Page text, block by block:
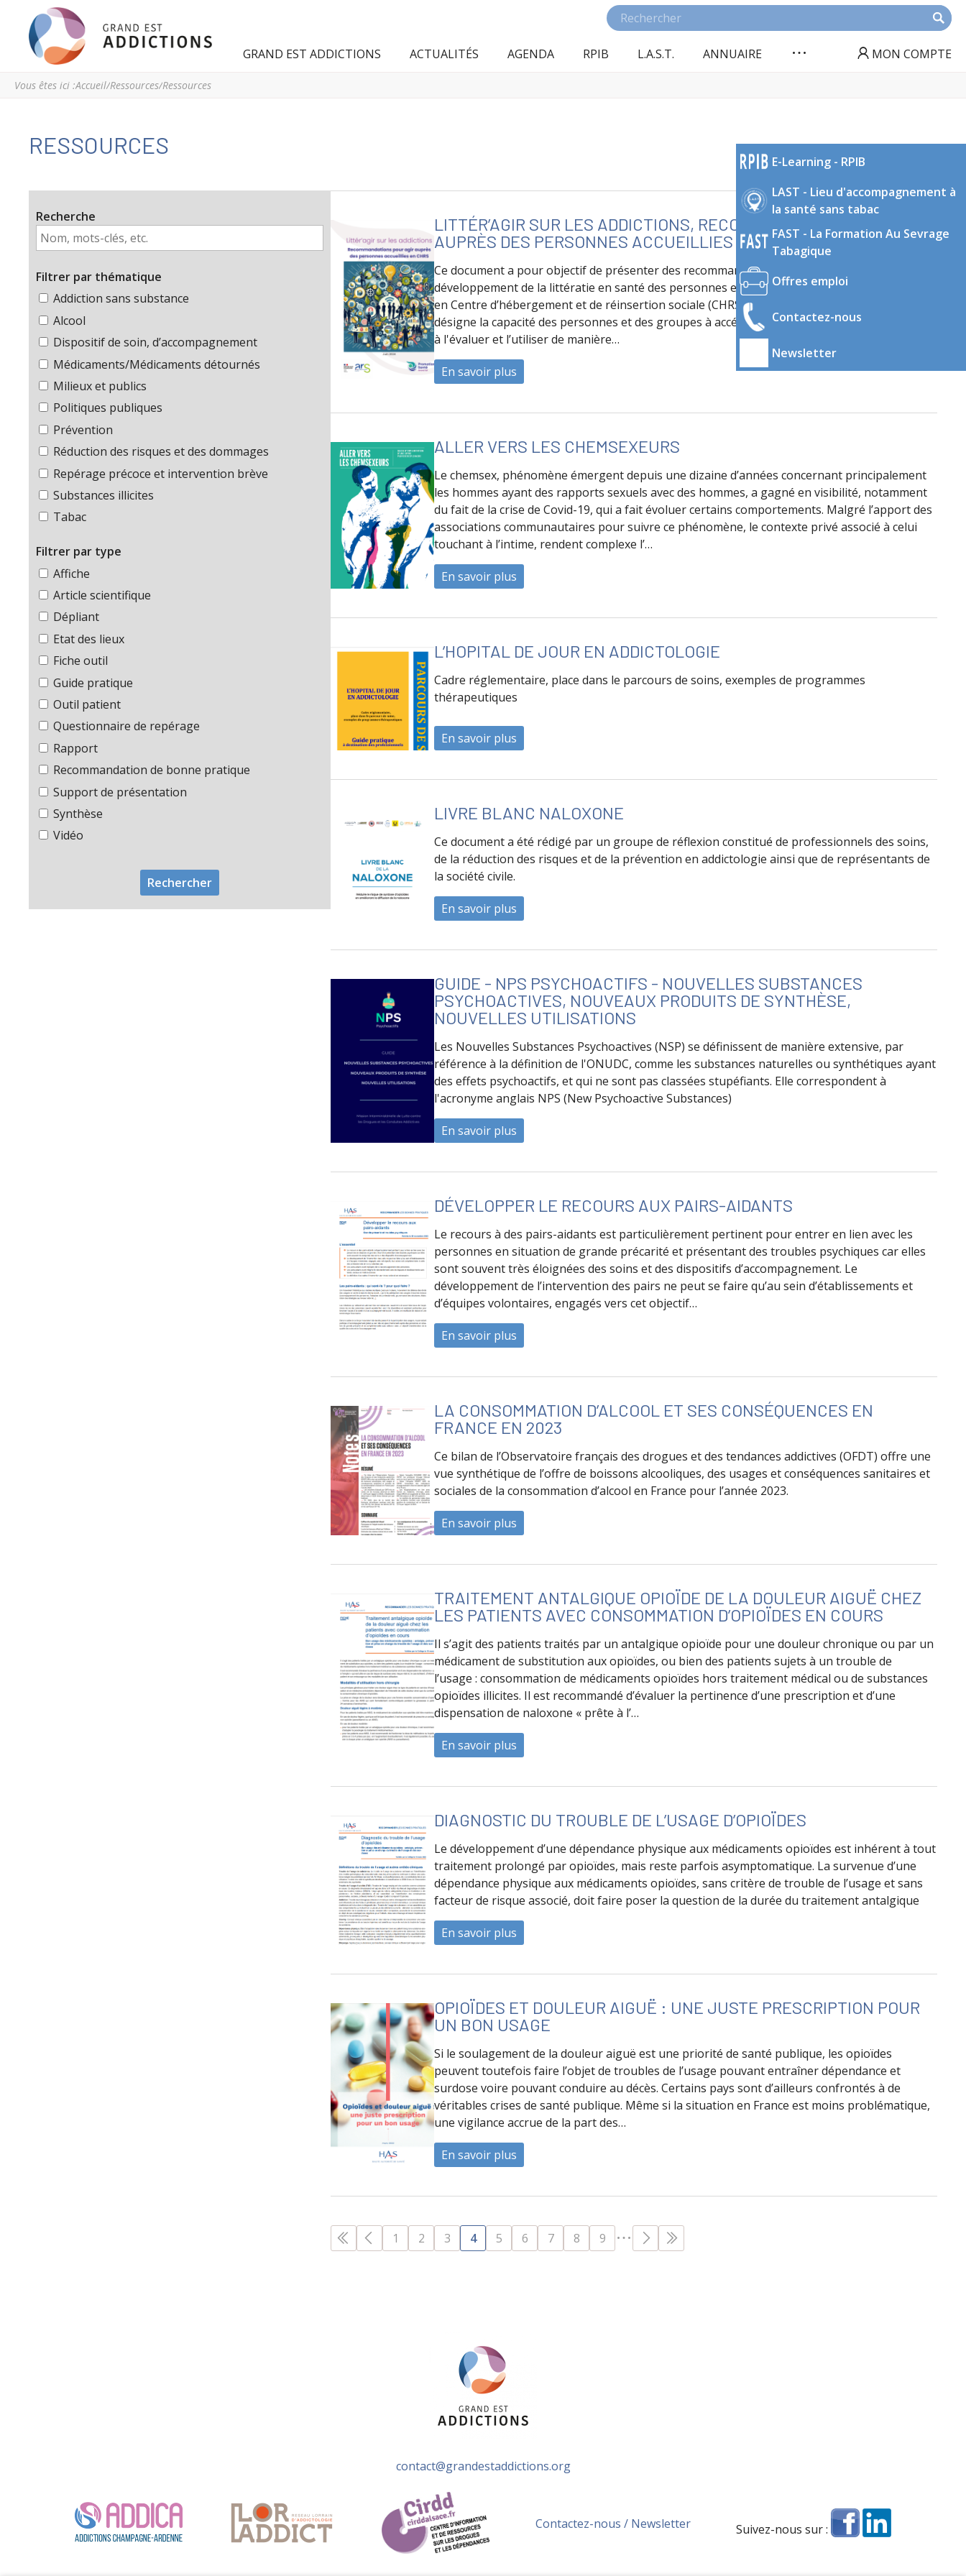
Est
régional
GRAND EST ADDICTIONS ACTUALITÉS AGENDA RPIB L.A.S.T. ANNUAIRE MON COMPTE
E-Learning - RPIB
LAST - Lieu d'accompagnement à
la santé sans tabac
FAST - La Formation Au Sevrage
Tabagique
Offres emploi
Contactez-nous
Newsletter
Vous êtes ici :Accueil/Ressources/Ressources
RESSOURCES
Recherche
Filtrer par thématique
Addiction sans substance
Alcool
Dispositif de soin, d’accompagnement
Médicaments/Médicaments détournés
Milieux et publics
Politiques publiques
Prévention
Réduction des risques et des dommages
Repérage précoce et intervention brève
Substances illicites
Tabac
Filtrer par type
Affiche
Article scientifique
Dépliant
Etat des lieux
Fiche outil
Guide pratique
Outil patient
Questionnaire de repérage
Rapport
Recommandation de bonne pratique
Support de présentation
Synthèse
Vidéo
LITTÉR’AGIR SUR LES ADDICTIONS, RECOMMANDATIONS POUR AGIR
AUPRÈS DES PERSONNES ACCUEILLIES EN CHRS, LITTÉRATIE
Ce document a pour objectif de présenter des recommandations pour agir en faveur du
développement de la littératie en santé des personnes en situation d’addiction et accueillies
en Centre d’hébergement et de réinsertion sociale (CHRS). Le concept de littératie en santé
désigne la capacité des personnes et des groupes à accéder à l'information, à la comprendre,
à l'évaluer et l’utiliser de manière…
En savoir plus à propos de Littér’agir sur les addictions, Recommandations pour agir auprès des
ALLER VERS LES CHEMSEXEURS
Le chemsex, phénomène émergent depuis une dizaine d’années concernant principalement
les hommes ayant des rapports sexuels avec des hommes, a gagné en visibilité, notamment
du fait de la crise de Covid-19, qui a fait évoluer certains comportements. Malgré l’apport des
associations communautaires pour suivre ce phénomène, le contexte privé associé à celui
touchant à l’intime, rendent complexe l’…
En savoir plus
L’HOPITAL DE JOUR EN ADDICTOLOGIE
Cadre réglementaire, place dans le parcours de soins, exemples de programmes
thérapeutiques
En savoir plus
LIVRE BLANC NALOXONE
Ce document a été rédigé par un groupe de réflexion constitué de professionnels des soins,
de la réduction des risques et de la prévention en addictologie ainsi que de représentants de
la société civile.
En savoir plus
GUIDE - NPS PSYCHOACTIFS - NOUVELLES SUBSTANCES
PSYCHOACTIVES, NOUVEAUX PRODUITS DE SYNTHÈSE,
NOUVELLES UTILISATIONS
Les Nouvelles Substances Psychoactives (NSP) se définissent de manière extensive, par
référence à la définition de l'ONUDC, comme les substances naturelles ou synthétiques ayant
des effets psychoactifs, et qui ne sont pas classées stupéfiants. Elle correspondent à
l'acronyme anglais NPS (New Psychoactive Substances)
En savoir plus
DÉVELOPPER LE RECOURS AUX PAIRS-AIDANTS
Le recours à des pairs-aidants est particulièrement pertinent pour entrer en lien avec les
personnes en situation de grande précarité et présentant des troubles psychiques car elles
sont souvent très éloignées des soins et des dispositifs d’accompagnement. Le
développement de l’intervention des pairs ne peut se faire qu’au sein d’établissements et
d’équipes volontaires, engagés vers cet objectif…
En savoir plus
LA CONSOMMATION D’ALCOOL ET SES CONSÉQUENCES EN
FRANCE EN 2023
Ce bilan de l’Observatoire français des drogues et des tendances addictives (OFDT) offre une
vue synthétique de l’offre de boissons alcooliques, des usages et conséquences sanitaires et
sociales de la consommation d’alcool en France pour l’année 2023.
En savoir plus
TRAITEMENT ANTALGIQUE OPIOÏDE DE LA DOULEUR AIGUË CHEZ
LES PATIENTS AVEC CONSOMMATION D’OPIOÏDES EN COURS
Il s’agit des patients traités par un antalgique opioïde pour une douleur chronique ou par un
médicament de substitution aux opioïdes, ou bien des patients sujets à un trouble de
l’usage : consommation de médicaments opioïdes hors traitement médical ou de substances
opioïdes illicites. Il est recommandé d’évaluer la pertinence d’une prescription et d’une
dispensation de naloxone « prête à l’…
En savoir plus
DIAGNOSTIC DU TROUBLE DE L’USAGE D’OPIOÏDES
Le développement d’une dépendance physique aux médicaments opioïdes est inhérent à tout
traitement prolongé par opioïdes, mais reste parfois asymptomatique. La survenue d’une
dépendance physique aux médicaments opioïdes, sans critère de trouble de l’usage et sans
facteur de risque associé, doit faire poser la question de la durée du traitement antalgique
En savoir plus
OPIOÏDES ET DOULEUR AIGUË : UNE JUSTE PRESCRIPTION POUR
UN BON USAGE
Si le soulagement de la douleur aiguë est une priorité de santé publique, les opioïdes
peuvent toutefois faire l’objet de troubles de l’usage pouvant entraîner dépendance et
surdose voire pouvant conduire au décès. Certains pays sont d’ailleurs confrontés à de
véritables crises de santé publique. Même si la situation en France est moins problématique,
une vigilance accrue de la part des…
En savoir plus
1 2 3 4 5 6 7 8 9
contact@grandestaddictions.org
Contactez-nous / Newsletter Suivez-nous sur :